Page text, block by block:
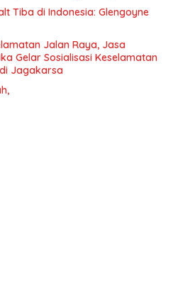
Tiba di Indonesia: Glengoyne
Jalan Raya, Jasa
Gelar Sosialisasi Keselamatan
Jagakarsa